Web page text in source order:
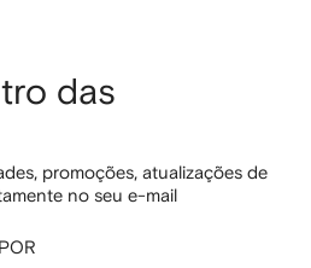
das
promoções, atualizações de
no seu e-mail